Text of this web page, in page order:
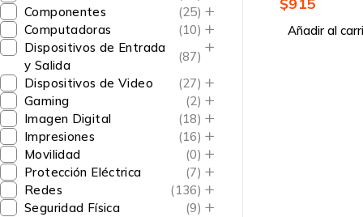
Componentes
(25)
Computadoras
(10)
Dispositivos de Entrada
y Salida
(87)
Dispositivos de Video
(27)
Gaming
(2)
Imagen Digital
(18)
Impresiones
(16)
Movilidad
(0)
Protección Eléctrica
(7)
Redes
(136)
Seguridad Física
(9)
Añadir al